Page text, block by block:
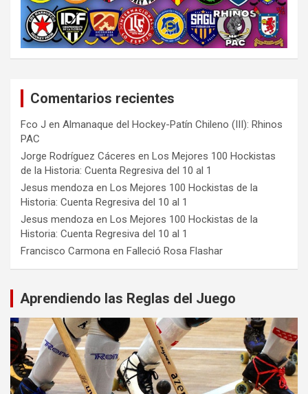
Comentarios recientes
Fco J en Almanaque del Hockey-Patín Chileno (III): Rhinos
PAC
Jorge Rodríguez Cáceres en Los Mejores 100 Hockistas
de la Historia: Cuenta Regresiva del 10 al 1
Jesus mendoza en Los Mejores 100 Hockistas de la
Historia: Cuenta Regresiva del 10 al 1
Jesus mendoza en Los Mejores 100 Hockistas de la
Historia: Cuenta Regresiva del 10 al 1
Francisco Carmona en Falleció Rosa Flashar
Aprendiendo las Reglas del Juego